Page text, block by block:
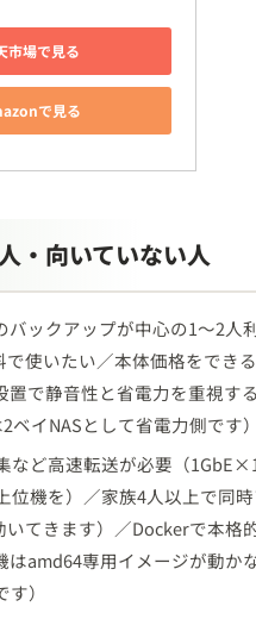
市場で見る
で見る
・向いていない人
バックアップが中心の1〜2人
使いたい／本体価格をでき
で静音性と省電力を重視す
ベイNASとして省電力側です
など高速転送が必要（
位機を）／家族4人以上で同
いてきます）／Dockerで本格
はamd64専用イメージが動か
）